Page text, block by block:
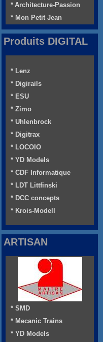
* Architecture-Passion
* Mon Petit Jean
Produits DIGITAL
* Lenz
* Digirails
* ESU
* Zimo
* Uhlenbrock
* Digitrax
* LOCOIO
* YD Models
* CDF Informatique
* LDT Littfinski
* DCC concepts
* Krois-Modell
ARTISAN
* SMD
* Mecanic Trains
* YD Models